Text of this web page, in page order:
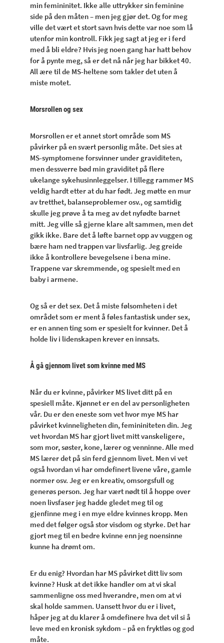
min femininitet. Ikke alle uttrykker sin feminine
side på den måten – men jeg gjør det. Og for meg
ville det vært et stort savn hvis dette var noe som lå
utenfor min kontroll. Fikk jeg sagt at jeg er i ferd
med å bli eldre? Hvis jeg noen gang har hatt behov
for å pynte meg, så er det nå når jeg har bikket 40.
All ære til de MS-heltene som takler det uten å
miste motet.
Morsrollen og sex
Morsrollen er et annet stort område som MS
påvirker på en svært personlig måte. Det sies at
MS-symptomene forsvinner under graviditeten,
men dessverre bød min graviditet på flere
ukelange sykehusinnleggelser. I tillegg rammer MS
veldig hardt etter at du har født. Jeg møtte en mur
av tretthet, balanseproblemer osv., og samtidig
skulle jeg prøve å ta meg av det nyfødte barnet
mitt. Jeg ville så gjerne klare alt sammen, men det
gikk ikke. Bare det å løfte barnet opp av vuggen og
bære ham ned trappen var livsfarlig. Jeg greide
ikke å kontrollere bevegelsene i bena mine.
Trappene var skremmende, og spesielt med en
baby i armene.
Og så er det sex. Det å miste følsomheten i det
området som er ment å føles fantastisk under sex,
er en annen ting som er spesielt for kvinner. Det å
holde liv i lidenskapen krever en innsats.
Å gå gjennom livet som kvinne med MS
Når du er kvinne, påvirker MS livet ditt på en
spesiell måte. Kjønnet er en del av personligheten
vår. Du er den eneste som vet hvor mye MS har
påvirket kvinneligheten din, femininiteten din. Jeg
vet hvordan MS har gjort livet mitt vanskeligere,
som mor, søster, kone, lærer og venninne. Alle med
MS lærer det på sin ferd gjennom livet. Men vi vet
også hvordan vi har omdefinert livene våre, gamle
normer osv. Jeg er en kreativ, omsorgsfull og
generøs person. Jeg har vært nødt til å hoppe over
noen livsfaser jeg hadde gledet meg til og
gjenfinne meg i en mye eldre kvinnes kropp. Men
med det følger også stor visdom og styrke. Det har
gjort meg til en bedre kvinne enn jeg noensinne
kunne ha drømt om.
Er du enig? Hvordan har MS påvirket ditt liv som
kvinne? Husk at det ikke handler om at vi skal
sammenligne oss med hverandre, men om at vi
skal holde sammen. Uansett hvor du er i livet,
håper jeg at du klarer å omdefinere hva det vil si å
leve med en kronisk sykdom – på en fryktløs og god
måte.